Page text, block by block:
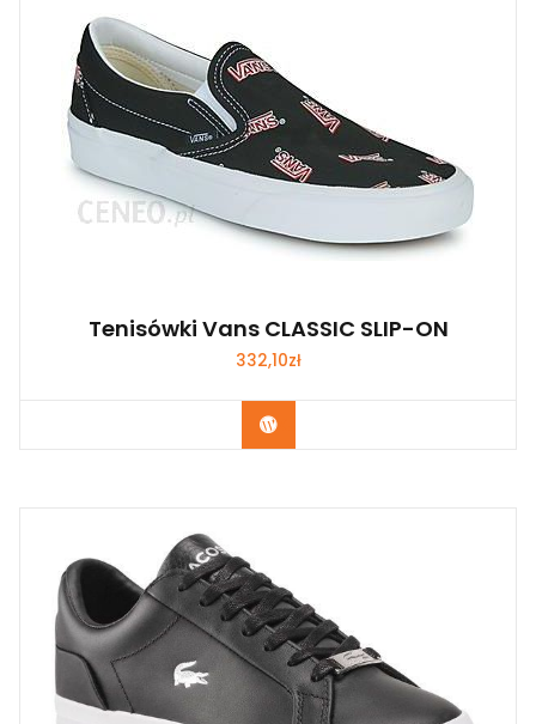
Tenisówki Vans CLASSIC SLIP-ON
332,10zł
Kup Teraz